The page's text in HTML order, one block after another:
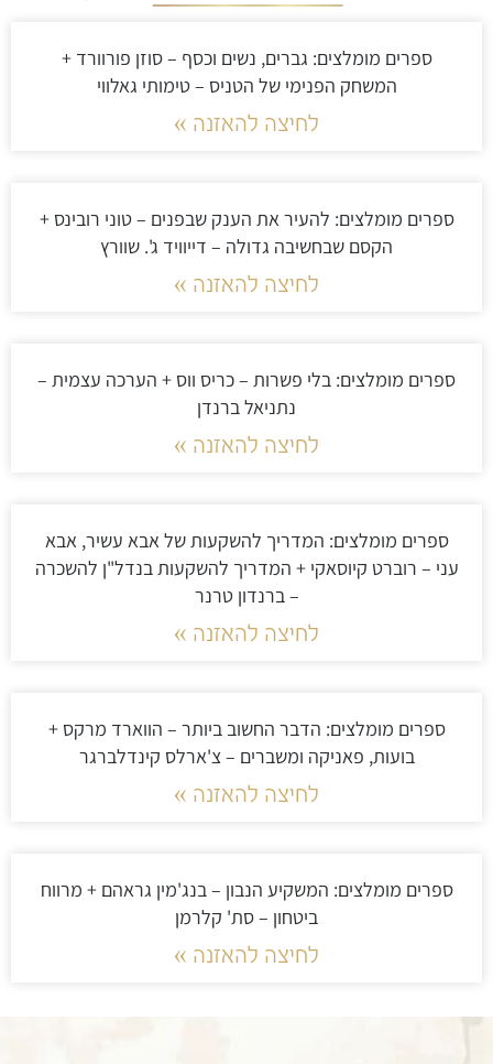
ספרים מומלצים: גברים, נשים וכסף – סוזן פורוורד +
המשחק הפנימי של הטניס – טימותי גאלווי
לחיצה להאזנה »
ספרים מומלצים: להעיר את הענק שבפנים – טוני רובינס +
הקסם שבחשיבה גדולה – דייוויד ג'. שוורץ
לחיצה להאזנה »
ספרים מומלצים: בלי פשרות – כריס ווס + הערכה עצמית –
נתניאל ברנדן
לחיצה להאזנה »
ספרים מומלצים: המדריך להשקעות של אבא עשיר, אבא
עני – רוברט קיוסאקי + המדריך להשקעות בנדל"ן להשכרה
– ברנדון טרנר
לחיצה להאזנה »
ספרים מומלצים: הדבר החשוב ביותר – הווארד מרקס +
בועות, פאניקה ומשברים – צ'ארלס קינדלברגר
לחיצה להאזנה »
ספרים מומלצים: המשקיע הנבון – בנג'מין גראהם + מרווח
ביטחון – סת' קלרמן
לחיצה להאזנה »